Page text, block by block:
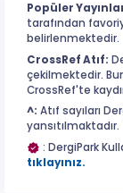
Popüler
tarafından
belirlenmektedir.
CrossRef Atıf:
çekilmektedir.
CrossRef'te
^: Atıf sayıları
yansıtılmaktadır.
: DergiPark
tıklayınız.